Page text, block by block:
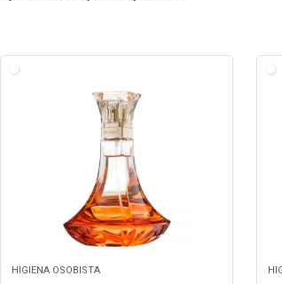
HIGIENA OSOBISTA